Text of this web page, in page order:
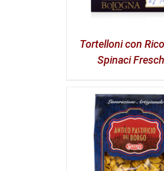
Tortelloni con
Spinaci